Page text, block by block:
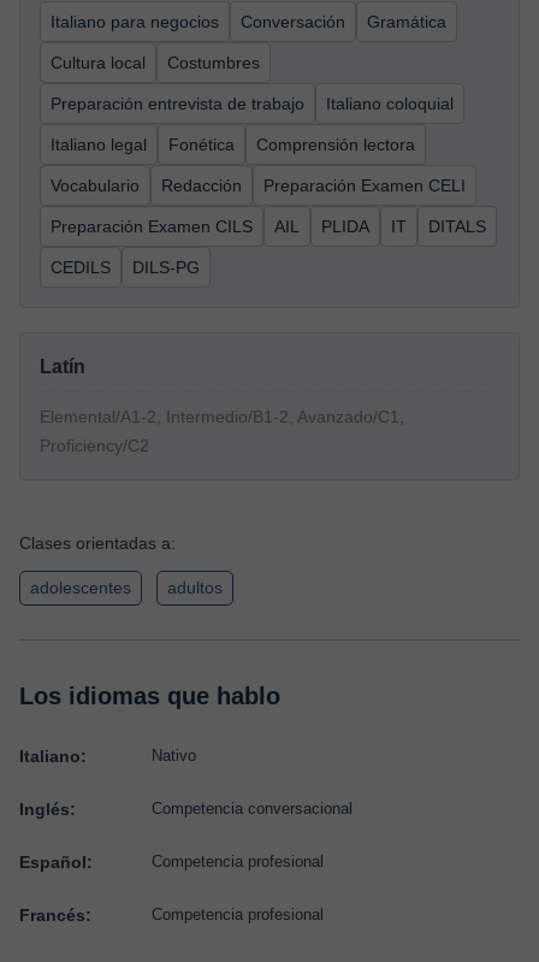
Italiano para negocios Conversación Gramática
Cultura local Costumbres
Preparación entrevista de trabajo Italiano coloquial
Italiano legal Fonética Comprensión lectora
Vocabulario Redacción Preparación Examen CELI
Preparación Examen CILS AIL PLIDA IT DITALS
CEDILS DILS-PG
Latín
Elemental/A1-2, Intermedio/B1-2, Avanzado/C1,
Proficiency/C2
Clases orientadas a:
adolescentes adultos
Los idiomas que hablo
Italiano: Nativo
Inglés: Competencia conversacional
Español: Competencia profesional
Francés: Competencia profesional